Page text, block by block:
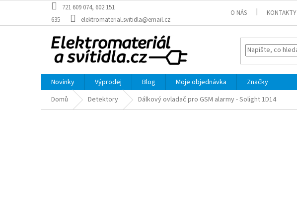
obsah
721 609 074, 602 151
635
elektromaterial.svitidla@email.cz
O NÁS KONTAKTY
Novinky Výprodej Blog Moje objednávka
Značky
Domů
Detektory Dálkový ovladač pro GSM alarmy - Solight 1D14